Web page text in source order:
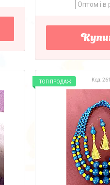
Оптом і в
ТОП ПРОДАЖ